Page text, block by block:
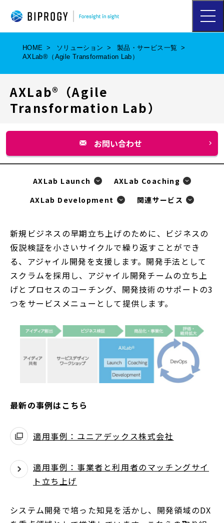
ハ
ン
メ
HOME ソリューション
製品・サービス一覧
AXLab®（Agile Transformation Lab）
AXLab®（Agile
Transformation Lab）
お問い合わせ
ウ
ィ
ド
で
開
く
AXLab Launch
AXLab Coaching
AXLab Development
関連サービス
新規ビジネスの早期立ち上げのために、ビジネスの
仮説検証を小さいサイクルで繰り返すことができ
る、アジャイル開発を支援します。開発手法として
スクラムを採用し、アジャイル開発チームの立ち上
げとプロセスのコーチング、開発技術のサポートの3
つをサービスメニューとして提供します。
最新の事例はこちら
適用事例：ユニアデックス株式会社
適用事例：事業者と利用者のマッチングサイ
ト立ち上げ
システム開発で培った知見を活かし、開発領域のDX